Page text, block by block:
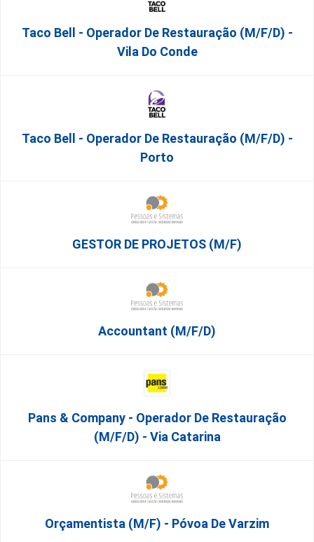
Taco Bell - Operador De Restauração (m/f/d) -
Vila Do Conde
Taco Bell - Operador De Restauração (m/f/d) -
Porto
GESTOR DE PROJETOS (m/f)
Accountant (m/f/d)
Pans & Company - Operador De Restauração
(m/f/d) - Via Catarina
Orçamentista (m/f) - Póvoa De Varzim